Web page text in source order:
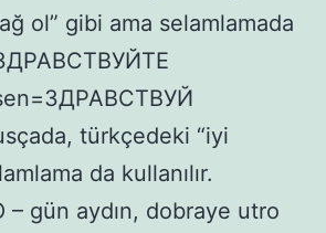
ol” gibi ama selamlamada
türkçedeki “iyi
da kullanılır.
gün aydın, dobraye utro